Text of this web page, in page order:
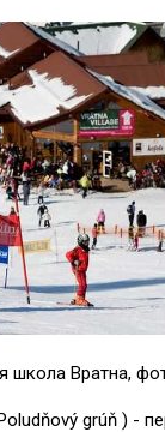
школа Вратна,
grúň ) -